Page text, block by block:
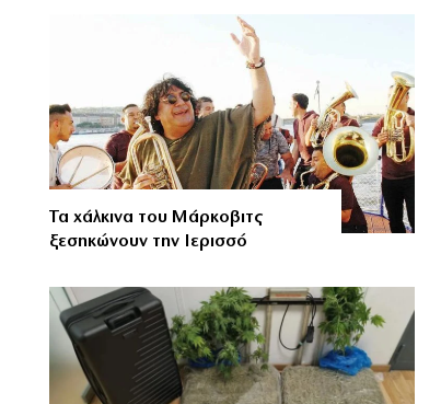
Τα χάλκινα του Μάρκοβιτς
ξεσηκώνουν την Ιερισσό